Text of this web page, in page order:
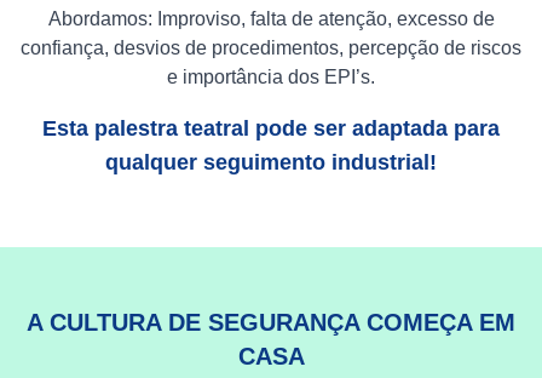
Abordamos: Improviso, falta de atenção, excesso de
confiança, desvios de procedimentos, percepção de riscos
e importância dos EPI’s.
Esta palestra teatral pode ser adaptada para
qualquer seguimento industrial!
A CULTURA DE SEGURANÇA COMEÇA EM
CASA